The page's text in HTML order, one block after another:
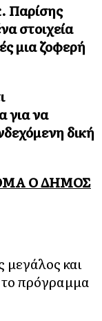
Παρίσης
στοιχεία
μια ζοφερή
για να
δική
Ο ΔΗΜΟΣ
μεγάλος και
πρόγραμμα